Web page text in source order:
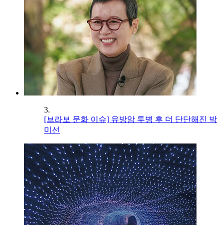
3.
[브라보 문화 이슈] 유방암 투병 후 더 단단해진 박
미선